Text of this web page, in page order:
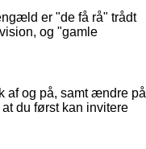
er "de få rå" trådt
og "gamle
af og på, samt ændre på
du først kan invitere